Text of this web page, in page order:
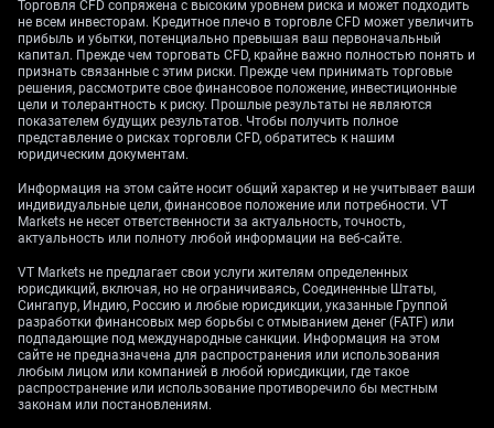
изолированно: последнее значение
производственного PMI также осталось в зоне
спада — 45,4. Инфляция в Германии недавно
ускорилась до 2,8% в мае, формируя
неблагоприятный фон для экономики. Сочетание
вялого роста и устойчивой инфляции осложняет
дальнейшую траекторию политики Европейского
Политика ЕЦБ,
валютные ожидания и
рыночное
позиционирование
Торговля CFD сопряжена с высоким уровнем риска и может подходить
не всем инвесторам. Кредитное плечо в торговле CFD может увеличить
прибыль и убытки, потенциально превышая ваш первоначальный
капитал. Прежде чем торговать CFD, крайне важно полностью понять и
признать связанные с этим риски. Прежде чем принимать торговые
решения, рассмотрите свое финансовое положение, инвестиционные
цели и толерантность к риску. Прошлые результаты не являются
показателем будущих результатов. Чтобы получить полное
представление о рисках торговли CFD, обратитесь к нашим
юридическим документам.
Информация на этом сайте носит общий характер и не учитывает ваши
индивидуальные цели, финансовое положение или потребности. VT
Markets не несет ответственности за актуальность, точность,
актуальность или полноту любой информации на веб-сайте.
VT Markets не предлагает свои услуги жителям определенных
юрисдикций, включая, но не ограничиваясь, Соединенные Штаты,
Сингапур, Индию, Россию и любые юрисдикции, указанные Группой
разработки финансовых мер борьбы с отмыванием денег (FATF) или
подпадающие под международные санкции. Информация на этом
сайте не предназначена для распространения или использования
любым лицом или компанией в любой юрисдикции, где такое
распространение или использование противоречило бы местным
законам или постановлениям.